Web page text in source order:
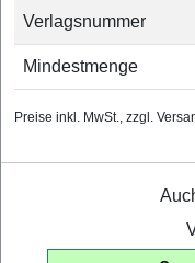
Verlagsnummer
Mindestmenge
Preise inkl. MwSt., zzgl.